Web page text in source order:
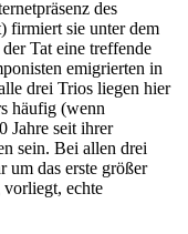
des
firmiert sie unter dem
Tat eine treffende
emigrierten in
drei Trios liegen hier
häufig (wenn
Jahre seit ihrer
sein. Bei allen drei
um das erste größer
echte